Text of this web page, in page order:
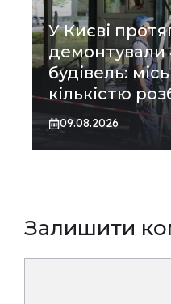
У Києві
демонтували
будівель:
кількістю
09.08.2026
Залишити